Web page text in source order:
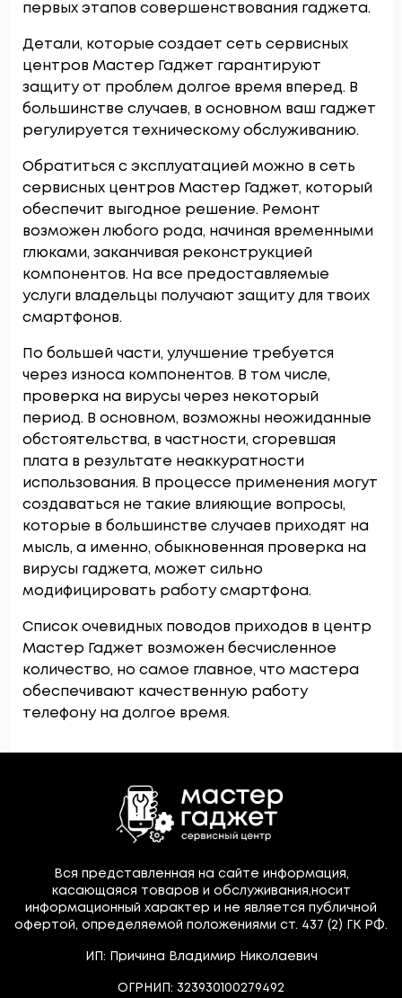
первых этапов совершенствования гаджета.
Детали, которые создает сеть сервисных
центров Мастер Гаджет гарантируют
защиту от проблем долгое время вперед. В
большинстве случаев, в основном ваш гаджет
регулируется техническому обслуживанию.
Обратиться с эксплуатацией можно в сеть
сервисных центров Мастер Гаджет, который
обеспечит выгодное решение. Ремонт
возможен любого рода, начиная временными
глюками, заканчивая реконструкцией
компонентов. На все предоставляемые
услуги владельцы получают защиту для твоих
смартфонов.
По большей части, улучшение требуется
через износа компонентов. В том числе,
проверка на вирусы через некоторый
период. В основном, возможны неожиданные
обстоятельства, в частности, сгоревшая
плата в результате неаккуратности
использования. В процессе применения могут
создаваться не такие влияющие вопросы,
которые в большинстве случаев приходят на
мысль, а именно, обыкновенная проверка на
вирусы гаджета, может сильно
модифицировать работу смартфона.
Список очевидных поводов приходов в центр
Мастер Гаджет возможен бесчисленное
количество, но самое главное, что мастера
обеспечивают качественную работу
телефону на долгое время.
Вся представленная на сайте информация,
касающаяся товаров и обслуживания,носит
информационный характер и не является публичной
офертой, определяемой положениями ст. 437 (2) ГК РФ.
ИП: Причина Владимир Николаевич
ОГРНИП: 323930100279492